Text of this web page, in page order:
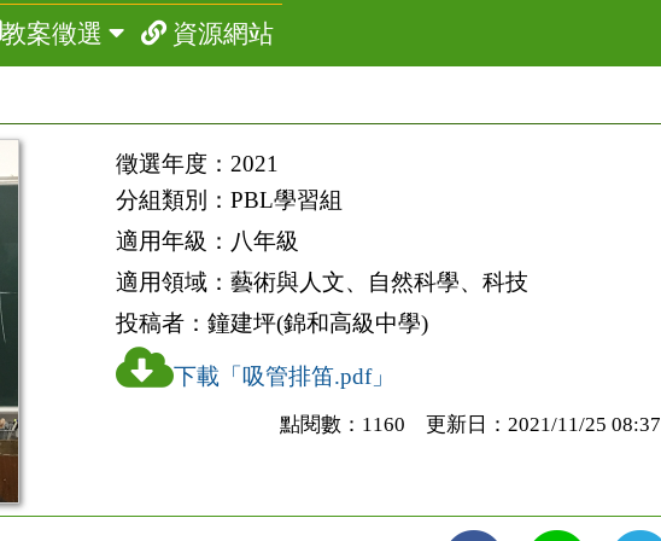
教案徵選 資源網站
徵選年度： 2021
分組類別： PBL學習組
適用年級： 八年級
適用領域： 藝術與人文、自然科學、科技
投稿者： 鐘建坪(錦和高級中學)
下載「吸管排笛.pdf」
點閱數：1160 更新日：2021/11/25 08:37